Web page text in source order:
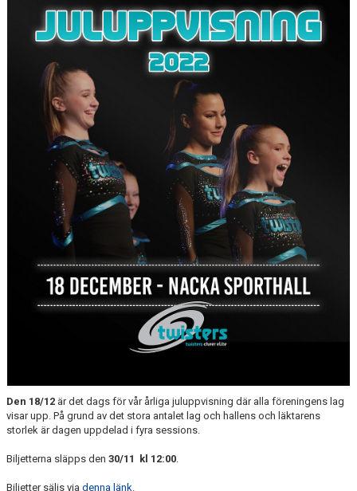
EXTRATRÄNING
TWIST CHEER COMP
Den 18/12 är det dags för vår årliga juluppvisning där alla föreningens lag
visar upp. På grund av det stora antalet lag och hallens och läktarens
storlek är dagen uppdelad i fyra sessions.
Biljetterna släpps den 30/11 kl 12:00
Biljetter säljs via denna länk.